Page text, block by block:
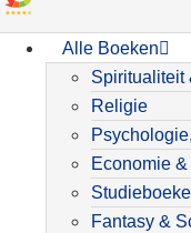
Alle Boeken
Spiritualiteit
Religie
Economie
Fantasy &